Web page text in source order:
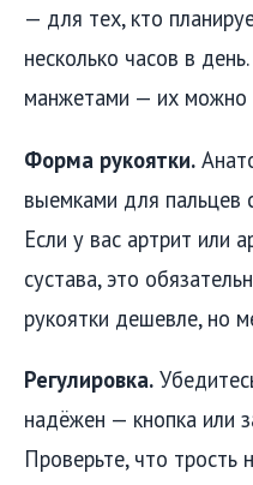
— для тех, кто
несколько часов в
манжетами — их можно
Форма рукоятки.
выемками для пальцев
Если у вас артрит или
сустава, это
рукоятки дешевле, но
Регулировка.
надёжен — кнопка или
Проверьте, что трость